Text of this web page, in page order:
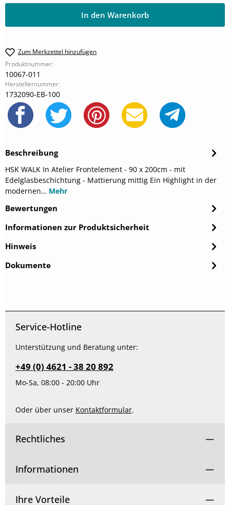
In den Warenkorb
Zum Merkzettel hinzufügen
Produktnummer:
10067-011
Herstellernummer:
1732090-EB-100
Beschreibung
HSK WALK In Atelier Frontelement - 90 x 200cm - mit
Edelglasbeschichtung - Mattierung mittig Ein Highlight in der
modernen… Mehr
Bewertungen
Informationen zur Produktsicherheit
Hinweis
Dokumente
Service-Hotline
Unterstützung und Beratung unter:
+49 (0) 4621 - 38 20 892
Mo-Sa, 08:00 - 20:00 Uhr
Oder über unser Kontaktformular.
Rechtliches
Informationen
Ihre Vorteile